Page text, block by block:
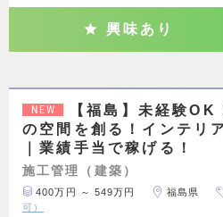
興味あり
NEW
【福島】未経験OK
の空間を創る！インテリ
｜業績手当で稼げる！
施工管理（建築）
400万円 ～ 549万円 福島県
可）